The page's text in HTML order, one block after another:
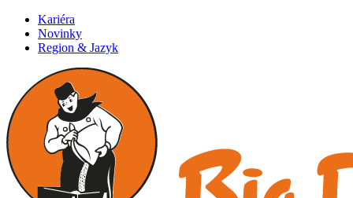
Kariéra
Novinky
Region & Jazyk